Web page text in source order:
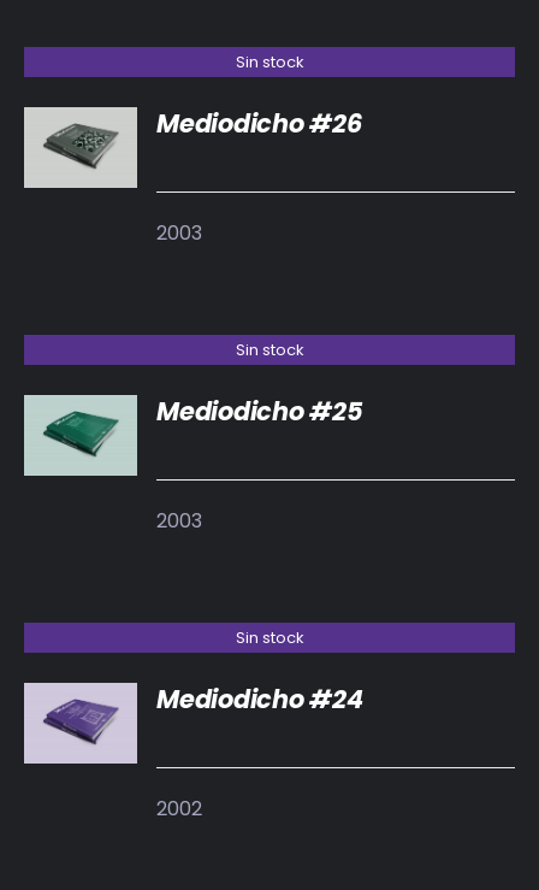
Sin stock
DETALLES
Mediodicho #26
2003
Sin stock
DETALLES
Mediodicho #25
2003
Sin stock
DETALLES
Mediodicho #24
2002